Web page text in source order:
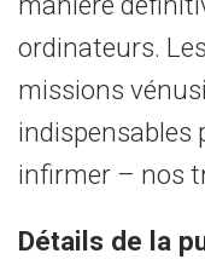
ordinateurs.
missions
indispensables
infirmer – nos
Détails de la